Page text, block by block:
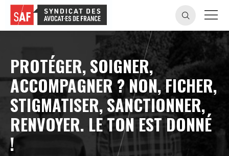
PROTÉGER, SOIGNER,
ACCOMPAGNER ? NON, FICHER,
STIGMATISER, SANCTIONNER,
RENVOYER. LE TON EST DONNÉ
!